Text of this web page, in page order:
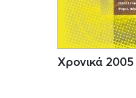
Χρονικά 2005